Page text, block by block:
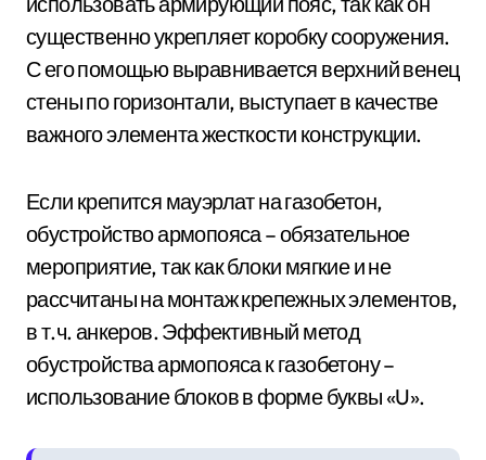
существенно укрепляет коробку сооружения.
С его помощью выравнивается верхний венец
стены по горизонтали, выступает в качестве
важного элемента жесткости конструкции.
Если крепится мауэрлат на газобетон,
обустройство армопояса – обязательное
мероприятие, так как блоки мягкие и не
рассчитаны на монтаж крепежных элементов,
в т.ч. анкеров. Эффективный метод
обустройства армопояса к газобетону –
использование блоков в форме буквы «U».